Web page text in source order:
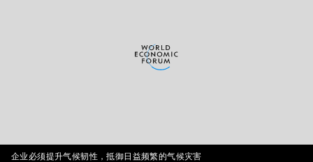
企业必须提升气候韧性，抵御日益频繁的气候灾害